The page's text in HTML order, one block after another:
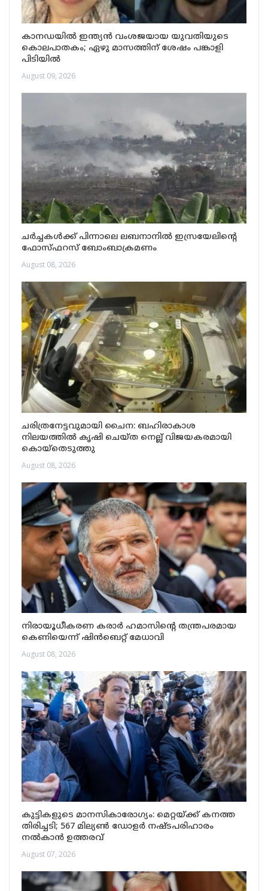
കാനഡയിൽ ഇന്ത്യൻ വംശജയായ യുവതിയുടെ
കൊലപാതകം; ഏഴു മാസത്തിന് ശേഷം പങ്കാളി
പിടിയിൽ
August 09, 2026
ചർച്ചകൾക്ക് പിന്നാലെ ലബനാനിൽ ഇസ്രയേലിന്റെ
ഫോസ്ഫറസ് ബോംബാക്രമണം
August 08, 2026
ചരിത്രനേട്ടവുമായി ചൈന: ബഹിരാകാശ
നിലയത്തിൽ കൃഷി ചെയ്ത നെല്ല് വിജയകരമായി
കൊയ്തെടുത്തു
August 08, 2026
നിരായൂധീകരണ കരാർ ഹമാസിന്റെ തന്ത്രപരമായ
കെണിയെന്ന് ഷിൻബെറ്റ് മേധാവി
August 08, 2026
കുട്ടികളുടെ മാനസികാരോഗ്യം: മെറ്റയ്ക്ക് കനത്ത
തിരിച്ചടി; 567 മില്യൺ ഡോളർ നഷ്ടപരിഹാരം
നൽകാൻ ഉത്തരവ്
August 07, 2026